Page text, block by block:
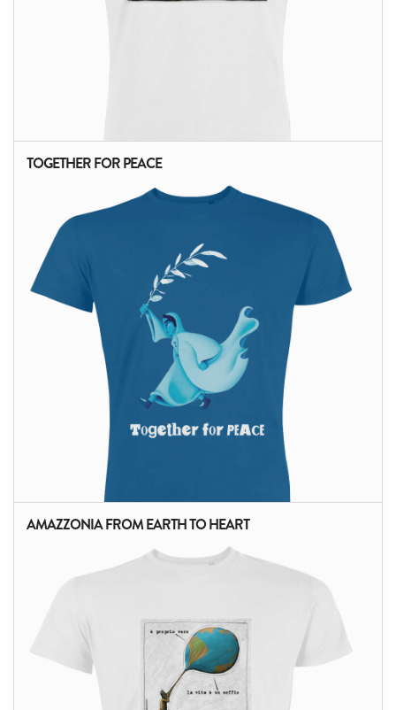
ALTRI PRODOTTI:
TOGETHER FOR PEACE
AMAZZONIA FROM EARTH TO HEART